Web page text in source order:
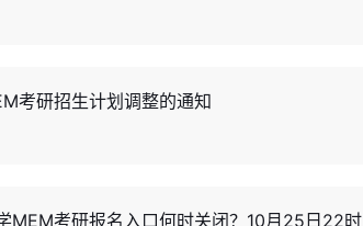
考研招生计划调整的通知
MEM考研报名入口何时关闭？10月25日22时